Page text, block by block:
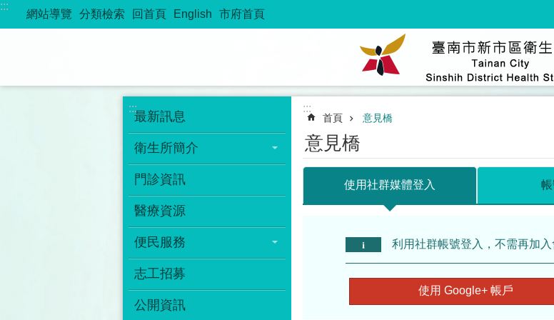
跳到主要內容區塊
:::
網站導覽 分類檢索 回首頁 English 市府首頁
:::
最新訊息
衛生所簡介
門診資訊
醫療資源
便民服務
志工招募
公開資訊
:::
首頁 意見橋
意見橋
使用社群媒體登入
利用社群帳號登入，不需再加
使用 Google+ 帳戶